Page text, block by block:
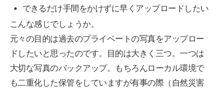
できるだけ手間をかけずに早くアップロードしたい
こんな感じでしょうか。
元々の目的は過去のプライベートの写真をアップロー
ドしたいと思ったのです。目的は大きく三つ。一つは
大切な写真のバックアップ。もちろんローカル環境で
も二重化した保管をしていますが有事の際（自然災害